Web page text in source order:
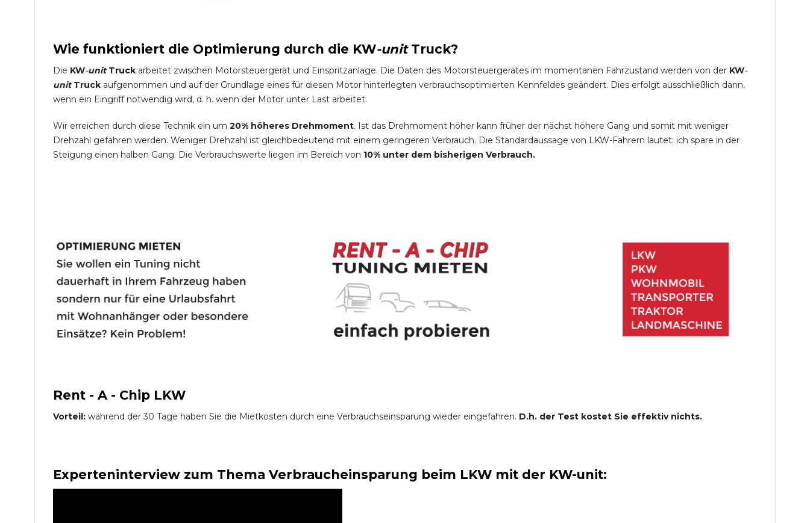
Wie funktioniert die Optimierung durch die KW-unit Truck?
Die KW-unit Truck arbeitet zwischen Motorsteuergerät und Einspritzanlage. Die Daten des Motorsteuergerätes im momentanen Fahrzustand werden von der KW-
unit Truck aufgenommen und auf der Grundlage eines für diesen Motor hinterlegten verbrauchsoptimierten Kennfeldes geändert. Dies erfolgt ausschließlich dann,
wenn ein Eingriff notwendig wird, d. h. wenn der Motor unter Last arbeitet.
Wir erreichen durch diese Technik ein um 20% höheres Drehmoment. Ist das Drehmoment höher kann früher der nächst höhere Gang und somit mit weniger
Drehzahl gefahren werden. Weniger Drehzahl ist gleichbedeutend mit einem geringeren Verbrauch. Die Standardaussage von LKW-Fahrern lautet: ich spare in der
Steigung einen halben Gang. Die Verbrauchswerte liegen im Bereich von 10% unter dem bisherigen Verbrauch.
Rent - A - Chip LKW
Vorteil: während der 30 Tage haben Sie die Mietkosten durch eine Verbrauchseinsparung wieder eingefahren. D.h. der Test kostet Sie effektiv nichts.
Experteninterview zum Thema Verbraucheinsparung beim LKW mit der KW-unit: